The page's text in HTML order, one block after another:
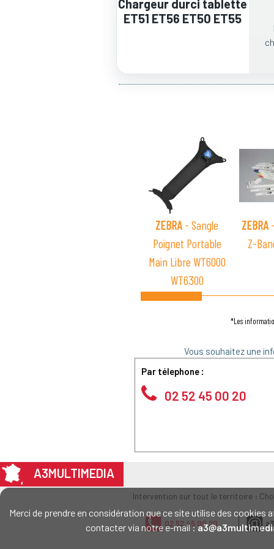
Merci de prendre en considération que ce site utilise des
contacter via notre e-mail :
Chargeur durci tablette
ET51 ET56 ET50 ET55
ZEBRA - Sangle
Poignet Portable
Main Libre WT6000
WT6300
ZEBRA
Z-
*Les
Vous souhaitez une
Par télephone :
02 52 45 00 20
A3MULTIMEDIA
Intervention sur tout le territoire :
02 52 45 00 20